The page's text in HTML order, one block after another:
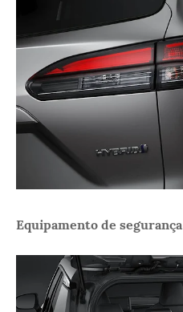
Equipamento de segurança